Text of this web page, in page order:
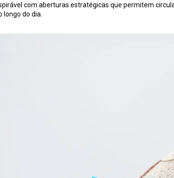
com aberturas estratégicas que permitem
longo do dia.